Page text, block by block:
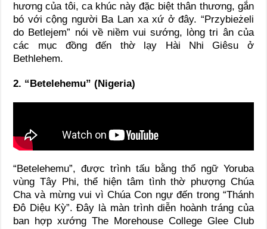
hương của tôi, ca khúc này đặc biệt thân thương, gắn
bó với cộng người Ba Lan xa xứ ở đây. “Przybieżeli
do Betlejem” nói về niềm vui sướng, lòng tri ân của
các mục đồng đến thờ lạy Hài Nhi Giêsu ở
Bethlehem.
2. “Betelehemu” (Nigeria)
“Betelehemu”, được trình tấu bằng thổ ngữ Yoruba
vùng Tây Phi, thể hiện tâm tình thờ phượng Chúa
Cha và mừng vui vì Chúa Con ngự đến trong “Thánh
Đô Diệu Kỳ”. Đây là màn trình diễn hoành tráng của
ban hợp xướng The Morehouse College Glee Club